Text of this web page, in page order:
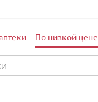
По низкой цене